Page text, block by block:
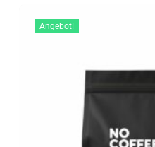
Angebot!